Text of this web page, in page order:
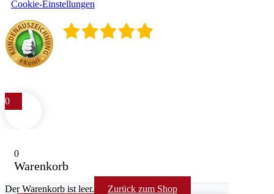
Cookie-Einstellungen
0
0
Warenkorb
Der Warenkorb ist leer. Zurück zum Shop